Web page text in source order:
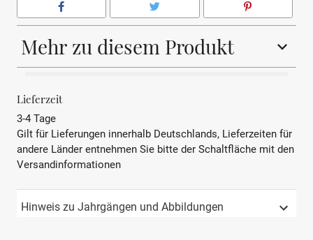
Mehr zu diesem Produkt
REBSORTE
JAHRGANG Not Available
PRÄDIKAT AOP
Lieferzeit
3-4 Tage
Gilt für Lieferungen innerhalb Deutschlands, Lieferzeiten für
andere Länder entnehmen Sie bitte der Schaltfläche mit den
Versandinformationen
Hinweis zu Jahrgängen und Abbildungen